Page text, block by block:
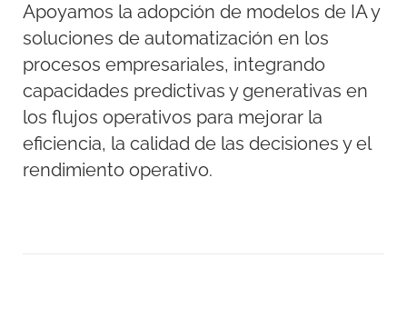
Apoyamos la adopción de modelos de IA y
soluciones de automatización en los
procesos empresariales, integrando
capacidades predictivas y generativas en
los flujos operativos para mejorar la
eficiencia, la calidad de las decisiones y el
rendimiento operativo.